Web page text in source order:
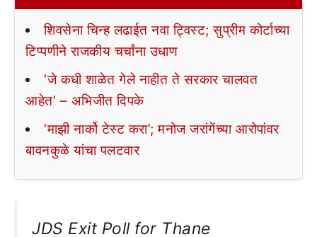
शिवसेना चिन्ह लढाईत नवा ट्विस्ट; सुप्रीम कोर्टाच्या
टिप्पणीने राजकीय चर्चांना उधाण
‘जे कधी शाळेत गेले नाहीत ते सरकार चालवत
आहेत’ – अभिजीत दिपके
‘माझी नार्को टेस्ट करा’; मनोज जरांगेंच्या आरोपांवर
बावनकुळे यांचा पलटवार
JDS Exit Poll for Thane